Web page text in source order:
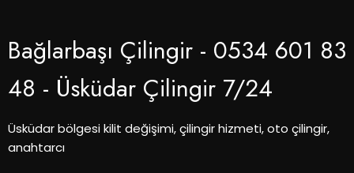
Bağlarbaşı Çilingir - 0534 601 83
48 - Üsküdar Çilingir 7/24
Üsküdar bölgesi kilit değişimi, çilingir hizmeti, oto çilingir,
anahtarcı